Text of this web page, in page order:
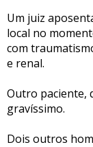
Um juiz
local no
com
e renal.
Outro paciente,
gravíssimo.
Dois outros